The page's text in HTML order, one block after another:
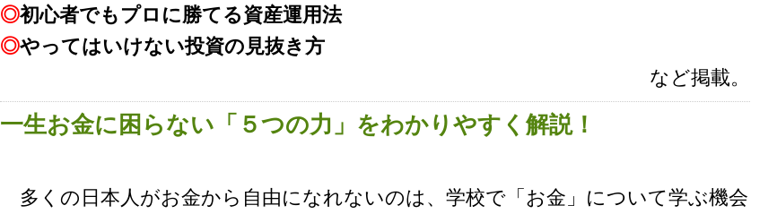
◎初心者でもプロに勝てる資産運用法
◎やってはいけない投資の見抜き方
など掲載。
一生お金に困らない「５つの力」をわかりやすく解説！
多くの日本人がお金から自由になれないのは、学校で「お金」について学ぶ機会